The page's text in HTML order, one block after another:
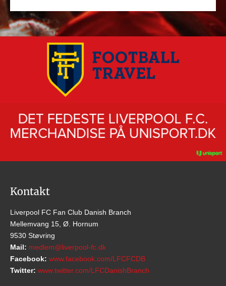
Kontakt
Liverpool FC Fan Club Danish Branch
Mellemvang 15, Ø. Hornum
9530 Støvring
Mail: medlem@liverpool-fc.dk
Facebook: www.facebook.com/LFCFCDB
Twitter: www.twitter.com/LFCDanishBranch